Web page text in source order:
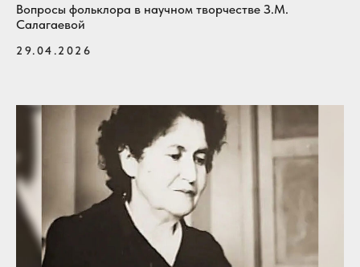
Вопросы фольклора в научном творчестве З.М.
Салагаевой
29.04.2026